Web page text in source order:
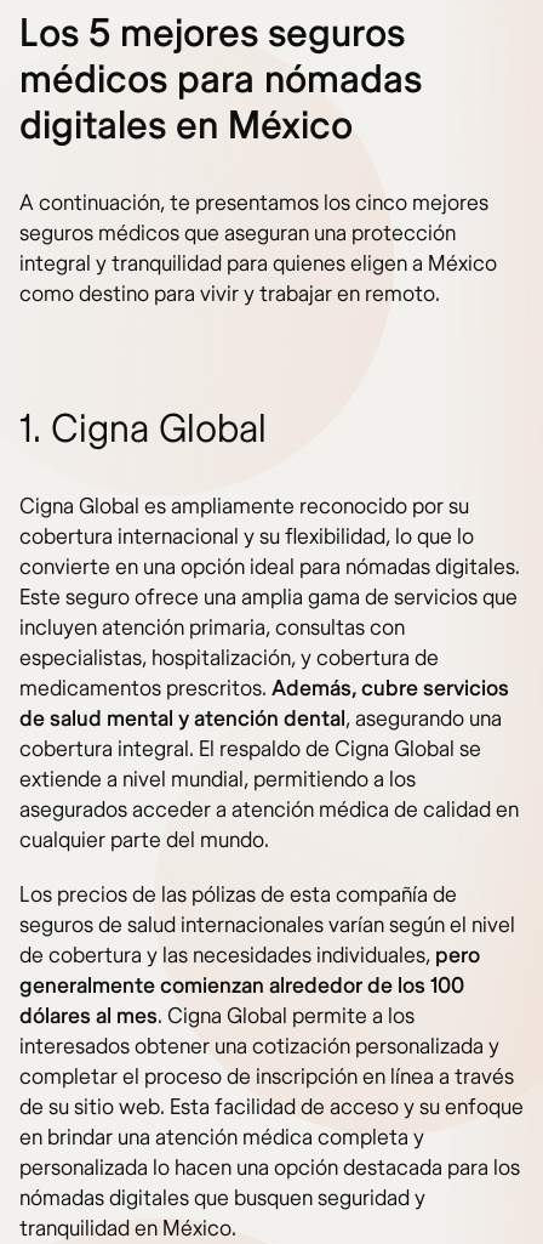
Los 5 mejores seguros
médicos para nómadas
digitales en México
A continuación, te presentamos los cinco mejores
seguros médicos que aseguran una protección
integral y tranquilidad para quienes eligen a México
como destino para vivir y trabajar en remoto.
1. Cigna Global
Cigna Global es ampliamente reconocido por su
cobertura internacional y su flexibilidad, lo que lo
convierte en una opción ideal para nómadas digitales.
Este seguro ofrece una amplia gama de servicios que
incluyen atención primaria, consultas con
especialistas, hospitalización, y cobertura de
medicamentos prescritos. Además, cubre servicios
de salud mental y atención dental, asegurando una
cobertura integral. El respaldo de Cigna Global se
extiende a nivel mundial, permitiendo a los
asegurados acceder a atención médica de calidad en
cualquier parte del mundo.
Los precios de las pólizas de esta compañía de
seguros de salud internacionales varían según el nivel
de cobertura y las necesidades individuales, pero
generalmente comienzan alrededor de los 100
dólares al mes. Cigna Global permite a los
interesados obtener una cotización personalizada y
completar el proceso de inscripción en línea a través
de su sitio web. Esta facilidad de acceso y su enfoque
en brindar una atención médica completa y
personalizada lo hacen una opción destacada para los
nómadas digitales que busquen seguridad y
tranquilidad en México.